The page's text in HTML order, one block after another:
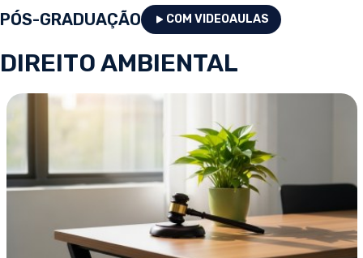
PÓS-GRADUAÇÃO COM VIDEOAULAS
DIREITO AMBIENTAL